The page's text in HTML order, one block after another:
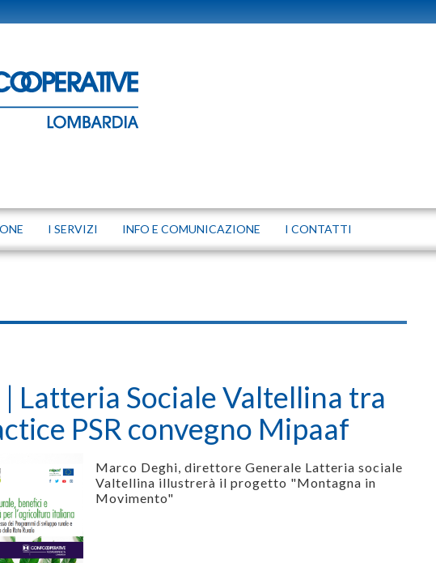
I SERVIZI INFO E COMUNICAZIONE I CONTATTI
Latteria Sociale Valtellina tra
PSR convegno Mipaaf
Marco Deghi, direttore Generale Latteria sociale
Valtellina illustrerà il progetto "Montagna in
Movimento"